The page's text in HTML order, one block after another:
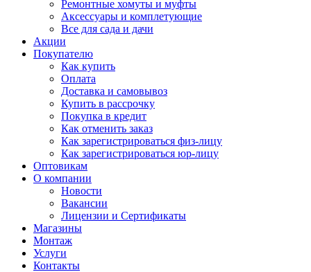
Ремонтные хомуты и муфты
Аксессуары и комплетующие
Все для сада и дачи
Акции
Покупателю
Как купить
Оплата
Доставка и самовывоз
Купить в рассрочку
Покупка в кредит
Как отменить заказ
Как зарегистрироваться физ-лицу
Как зарегистрироваться юр-лицу
Оптовикам
О компании
Новости
Вакансии
Лицензии и Сертификаты
Магазины
Монтаж
Услуги
Контакты